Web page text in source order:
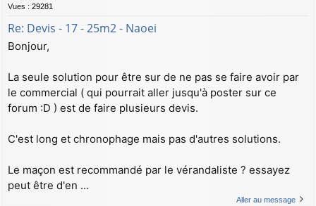
Vues : 29281
Re: Devis - 17 - 25m2 - Naoei
Bonjour,
La seule solution pour être sur de ne pas se faire avoir par
le commercial ( qui pourrait aller jusqu'à poster sur ce
forum :D ) est de faire plusieurs devis.
C'est long et chronophage mais pas d'autres solutions.
Le maçon est recommandé par le vérandaliste ? essayez
peut être d'en ...
Aller au message